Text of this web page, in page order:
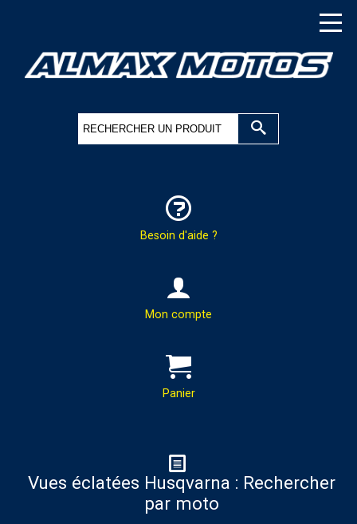
Besoin d'aide ?
HOTLINE & COMMANDES
PAR TÉLÉPHONE :
PAR MAIL :
Contactez-nous pour toutes
demandes de renseignements
Mon compte
Panier
Panier
Votre panier est vide
Vues éclatées Husqvarna : Rechercher
par moto